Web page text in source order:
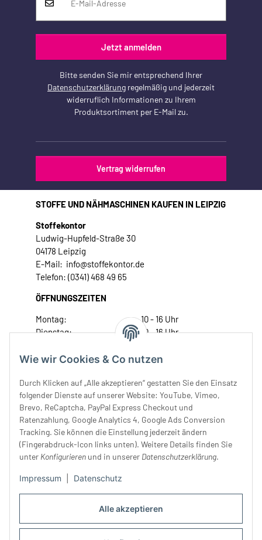
Alle akzeptieren
Wie wir Cookies & Co nutzen
Durch Klicken auf „Alle akzeptieren“ gestatten Sie den Einsatz
folgender Dienste auf unserer Website: YouTube, Vimeo,
Brevo, ReCaptcha, PayPal Express Checkout und
Ratenzahlung, Google Analytics 4, Google Ads Conversion
Tracking. Sie können die Einstellung jederzeit ändern
(Fingerabdruck-Icon links unten). Weitere Details finden Sie
unter Konfigurieren und in unserer Datenschutzerklärung.
Impressum Datenschutz
Jetzt anmelden
Bitte senden Sie mir entsprechend Ihrer
Datenschutzerklärung regelmäßig und jederzeit
widerruflich Informationen zu Ihrem
Produktsortiment per E-Mail zu.
Vertrag widerrufen
STOFFE UND NÄHMASCHINEN KAUFEN IN LEIPZIG
Stoffekontor
Ludwig-Hupfeld-Straße 30
04178 Leipzig
E-Mail: info@stoffekontor.de
Telefon: (0341) 468 49 65
ÖFFNUNGSZEITEN
Montag:
10 - 16 Uhr
Dienstag:
10 - 16 Uhr
Donnerstag:
10 - 18 Uhr
Samstag:
10 - 14 Uhr
Unser Service
Rechtliches